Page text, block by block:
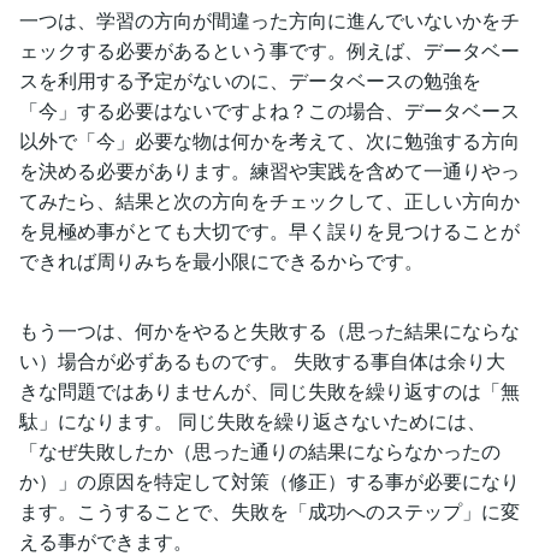
一つは、学習の方向が間違った方向に進んでいないかをチ
ェックする必要があるという事です。例えば、データベー
スを利用する予定がないのに、データベースの勉強を
「今」する必要はないですよね？この場合、データベース
以外で「今」必要な物は何かを考えて、次に勉強する方向
を決める必要があります。練習や実践を含めて一通りやっ
てみたら、結果と次の方向をチェックして、正しい方向か
を見極め事がとても大切です。早く誤りを見つけることが
できれば周りみちを最小限にできるからです。
もう一つは、何かをやると失敗する（思った結果にならな
い）場合が必ずあるものです。 失敗する事自体は余り大
きな問題ではありませんが、同じ失敗を繰り返すのは「無
駄」になります。 同じ失敗を繰り返さないためには、
「なぜ失敗したか（思った通りの結果にならなかったの
か）」の原因を特定して対策（修正）する事が必要になり
ます。こうすることで、失敗を「成功へのステップ」に変
える事ができます。